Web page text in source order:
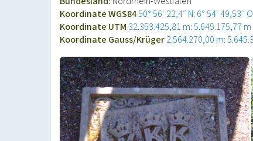
Koordinate WGS8450° 56′ 22,4″ N: 6° 54′ 49,53″ O
Koordinate UTM 32.353.425,81 m: 5.645.175,77 m
Koordinate Gauss/Krüger2.564.270,00 m: